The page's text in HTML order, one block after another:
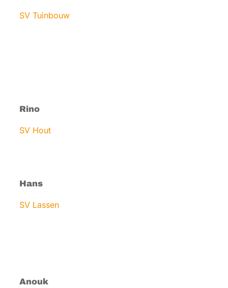
SV Tuinbouw
Rino
SV Hout
Hans
SV Lassen
Anouk